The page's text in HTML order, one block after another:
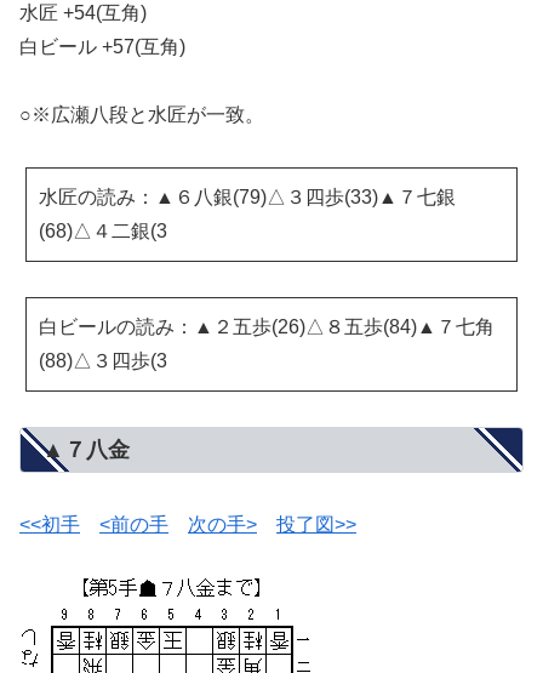
水匠 +54(互角)
白ビール +57(互角)
○※広瀬八段と水匠が一致。
水匠の読み：▲６八銀(79)△３四歩(33)▲７七銀
(68)△４二銀(3
白ビールの読み：▲２五歩(26)△８五歩(84)▲７七角
(88)△３四歩(3
▲７八金
<<初手 <前の手 次の手> 投了図>>